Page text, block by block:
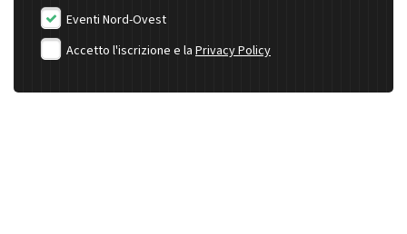
Eventi Nord-Ovest
Accetto l'iscrizione e la Privacy Policy